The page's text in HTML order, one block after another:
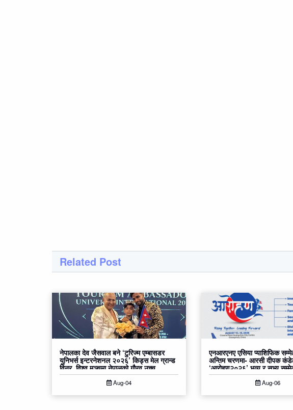
Related Post
नेपालका देव जैसवाल बने ‘टुरिज्म एम्बासडर
युनिभर्स इन्टरनेशनल २०२६’ किड्स मेल ग्रान्ड
विनर, विश्व मञ्चमा नेपालको गौरव उच्च
Aug-04
एनआरएनए एसिया प्याशिफिक
अन्तिम चरणमा- आरसी दीपक
‘आरोहण२०२६’ भव्य र सभ्य
Aug-06